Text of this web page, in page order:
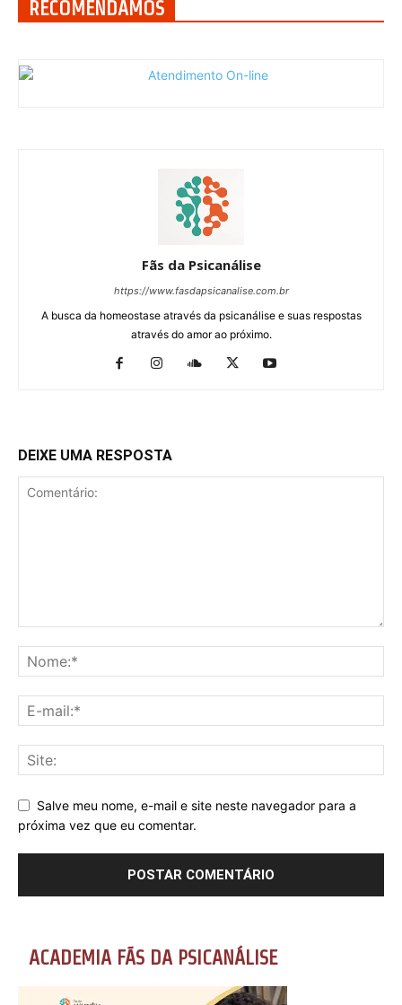
RECOMENDAMOS
Fãs da Psicanálise
https://www.fasdapsicanalise.com.br
A busca da homeostase através da psicanálise e suas respostas
através do amor ao próximo.
DEIXE UMA RESPOSTA
Salve meu nome, e-mail e site neste navegador para a
próxima vez que eu comentar.
ACADEMIA FÃS DA PSICANÁLISE